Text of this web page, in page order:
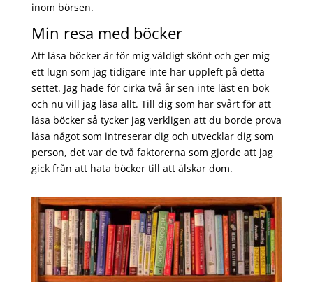
inom börsen.
Min resa med böcker
Att läsa böcker är för mig väldigt skönt och ger mig
ett lugn som jag tidigare inte har uppleft på detta
settet. Jag hade för cirka två år sen inte läst en bok
och nu vill jag läsa allt. Till dig som har svårt för att
läsa böcker så tycker jag verkligen att du borde prova
läsa något som intreserar dig och utvecklar dig som
person, det var de två faktorerna som gjorde att jag
gick från att hata böcker till att älskar dom.